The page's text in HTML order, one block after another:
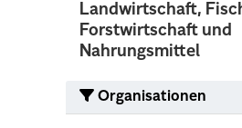
Landwirtschaft,
Forstwirtschaft und
Nahrungsmittel
Organisationen